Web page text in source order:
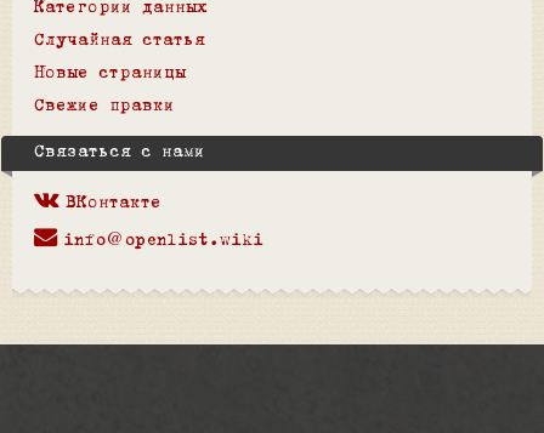
Категории данных
Случайная статья
Новые страницы
Свежие правки
Связаться с нами
ВКонтакте
info@openlist.wiki